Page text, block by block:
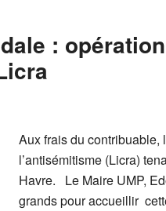
:
Aux frais du
l’antisémitisme (Licra)
Havre. Le Maire UMP,
grands pour accueillir